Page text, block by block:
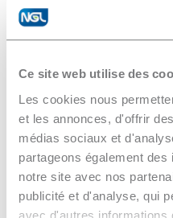
Ce site web utilise des
Les cookies nous
et les annonces, d'offrir
médias sociaux et
partageons également
notre site avec nos
publicité et d'analyse, qui
avec d'autres informations
Nach Ihrem
entspannt
Keine – Ihre
kostenlos
Wie läuft es ab?
Informative
Fragerunden und ein
geselliger Runde